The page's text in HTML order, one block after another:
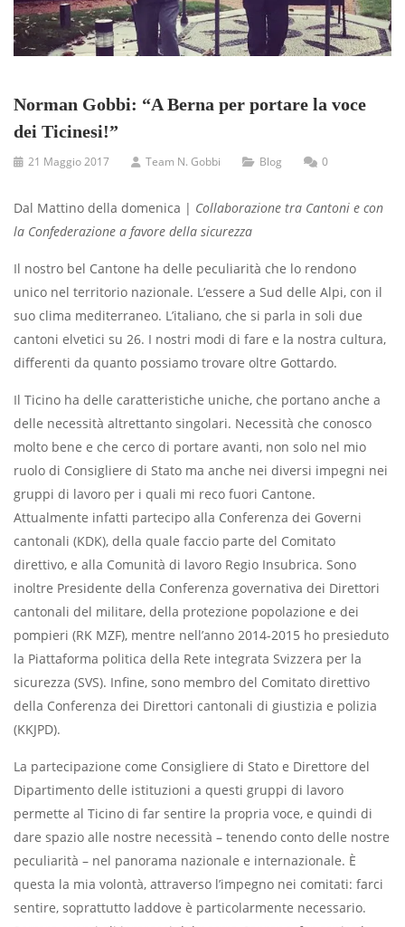
Norman Gobbi: “A Berna per portare la voce
dei Ticinesi!”
21 Maggio 2017 Team N. Gobbi Blog 0
Dal Mattino della domenica | Collaborazione tra Cantoni e con
la Confederazione a favore della sicurezza
Il nostro bel Cantone ha delle peculiarità che lo rendono
unico nel territorio nazionale. L’essere a Sud delle Alpi, con il
suo clima mediterraneo. L’italiano, che si parla in soli due
cantoni elvetici su 26. I nostri modi di fare e la nostra cultura,
differenti da quanto possiamo trovare oltre Gottardo.
Il Ticino ha delle caratteristiche uniche, che portano anche a
delle necessità altrettanto singolari. Necessità che conosco
molto bene e che cerco di portare avanti, non solo nel mio
ruolo di Consigliere di Stato ma anche nei diversi impegni nei
gruppi di lavoro per i quali mi reco fuori Cantone.
Attualmente infatti partecipo alla Conferenza dei Governi
cantonali (KDK), della quale faccio parte del Comitato
direttivo, e alla Comunità di lavoro Regio Insubrica. Sono
inoltre Presidente della Conferenza governativa dei Direttori
cantonali del militare, della protezione popolazione e dei
pompieri (RK MZF), mentre nell’anno 2014-2015 ho presieduto
la Piattaforma politica della Rete integrata Svizzera per la
sicurezza (SVS). Infine, sono membro del Comitato direttivo
della Conferenza dei Direttori cantonali di giustizia e polizia
(KKJPD).
La partecipazione come Consigliere di Stato e Direttore del
Dipartimento delle istituzioni a questi gruppi di lavoro
permette al Ticino di far sentire la propria voce, e quindi di
dare spazio alle nostre necessità – tenendo conto delle nostre
peculiarità – nel panorama nazionale e internazionale. È
questa la mia volontà, attraverso l’impegno nei comitati: farci
sentire, soprattutto laddove è particolarmente necessario.